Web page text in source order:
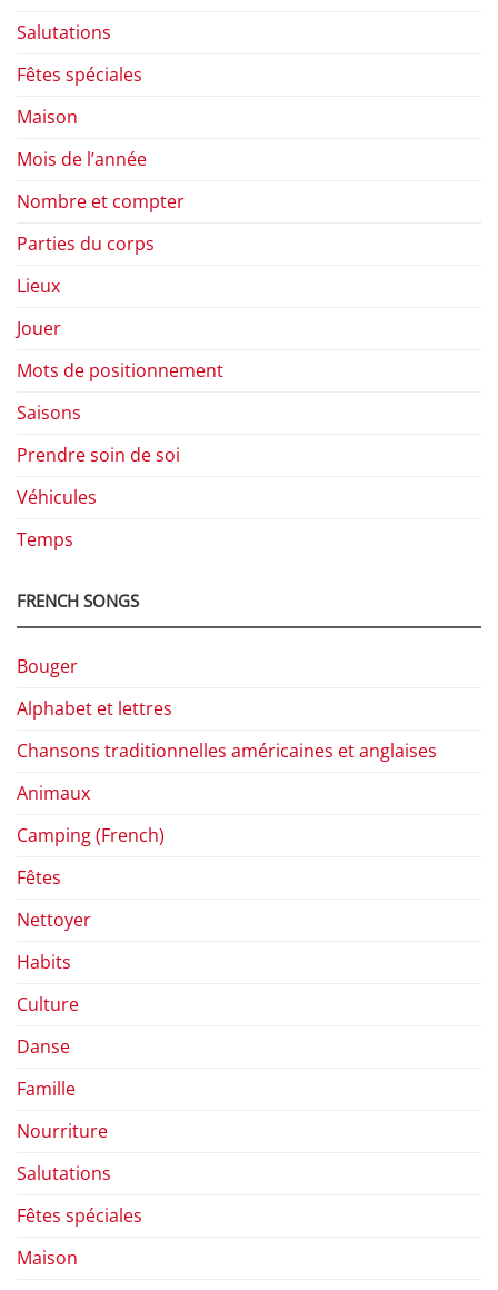
Salutations
Fêtes spéciales
Maison
Mois de l’année
Nombre et compter
Parties du corps
Lieux
Jouer
Mots de positionnement
Saisons
Prendre soin de soi
Véhicules
Temps
FRENCH SONGS
Bouger
Alphabet et lettres
Chansons traditionnelles américaines et anglaises
Animaux
Camping (French)
Fêtes
Nettoyer
Habits
Culture
Danse
Famille
Nourriture
Salutations
Fêtes spéciales
Maison